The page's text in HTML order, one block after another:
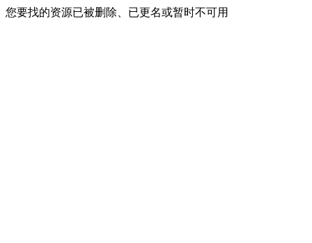
您要找的资源已被删除、已更名或暂时不可用